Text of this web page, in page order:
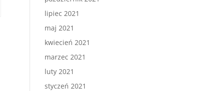
lipiec 2021
maj 2021
kwiecień 2021
marzec 2021
luty 2021
styczeń 2021